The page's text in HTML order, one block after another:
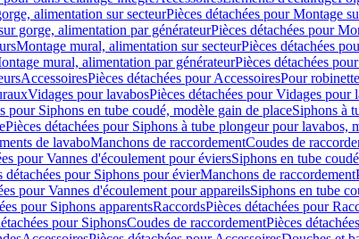
alimentation sur secteurPièces détachées pour Montage
gorge, alimentation par générateurPièces détachées pour
Montage mural, alimentation sur secteurPièces détachées
mural, alimentation par générateurPièces détachées
AccessoiresPièces détachées pour AccessoiresPour
Vidages pour lavabosPièces détachées pour Vidages pour
pour Siphons en tube coudé, modèle gain de placeSiphons à
Pièces détachées pour Siphons à tube plongeur pour lavabos,
de lavaboManchons de raccordementCoudes de
pour Vannes d'écoulement pour éviersSiphons en tube coudé
détachées pour Siphons pour évierManchons de raccordement
pour Vannes d'écoulement pour appareilsSiphons en tube
pour Siphons apparentsRaccordsPièces détachées pour
pour SiphonsCoudes de raccordementPièces